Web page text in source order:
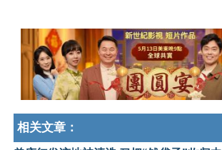
相关文章：